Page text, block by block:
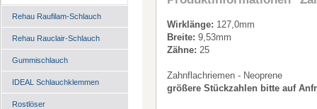
Rehau Raufilam-Schlauch
Rehau Rauclair-Schlauch
Gummischlauch
IDEAL Schlauchklemmen
Rostlöser
Wirklänge: 127,0mm
Breite: 9,53mm
Zähne: 25
Zahnflachriemen - Neoprene
größere Stückzahlen bitte auf